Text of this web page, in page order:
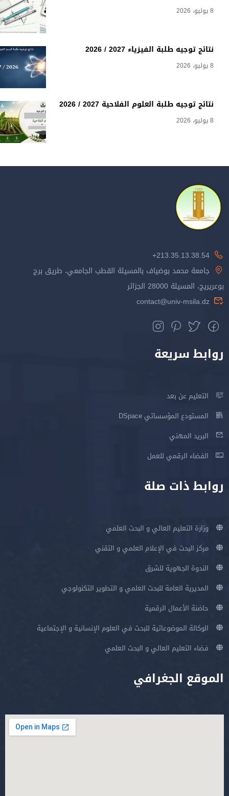
8 يوليو، 2026
نتائج توجيه طلبة الفيزياء 2027 / 2026
8 يوليو، 2026
نتائج توجيه طلبة العلوم الفلاحية 2027 / 2026
8 يوليو، 2026
213.35.13.38.54+
جامعة محمد بوضياف بالمسيلة القطب الجامعي، طريق برج
بوعريريج، المسيلة 28000 الجزائر
contact@univ-msila.dz
روابط سريعة
التعليم عن بعد
المستودع المؤسساتي DSpace
البريد المهني
الفضاء الرقمي للعمل
روابط ذات صلة
وزارة التعليم العالي و البحث العلمي
مركز البحث في الإعلام العلمي و التقني
الندوة الجهوية للشرق
المديرية العامة للبحث العلمي و التطوير التكنولوجي
حاضنة الأعمال الرقمية
الوكالة الموضوعاتية للبحث في العلوم الإنسانية و الإجتماعية
فضاء التعليم العالي و البحث العلمي
الموقع الجغرافي